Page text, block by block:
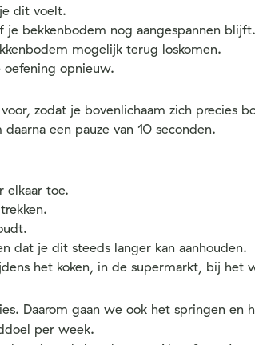
dit voelt.
bekkenbodem nog aangespannen blijft.
mogelijk terug loskomen.
opnieuw.
zodat je bovenlichaam zich precies
een pauze van 10 seconden.
elkaar toe.
dat je dit steeds langer kan aanhouden.
het koken, in de supermarkt, bij het
Daarom gaan we ook het springen en
per week.